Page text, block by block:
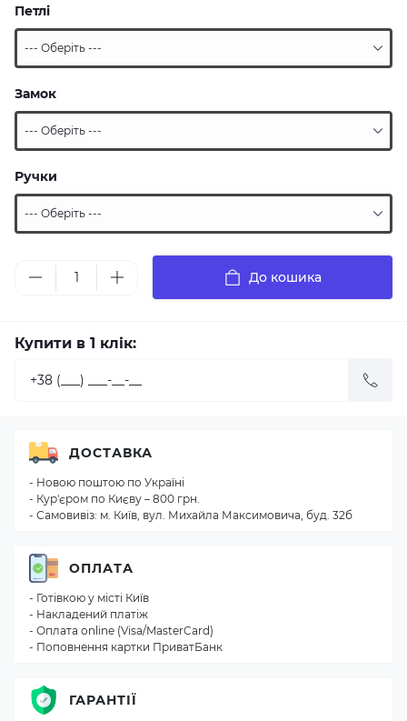
Петлі
Замок
Ручки
До кошика
Купити в 1 клік:
ДОСТАВКА
- Новою поштою по Україні
- Кур'єром по Києву – 800 грн.
- Самовивіз: м. Київ, вул. Михайла Максимовича, буд. 32б
ОПЛАТА
- Готівкою у місті Київ
- Накладений платіж
- Оплата online (Visa/MasterCard)
- Поповнення картки ПриватБанк
ГАРАНТІЇ